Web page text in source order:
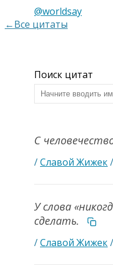
@worldsay
←Все цитаты
Поиск цитат
С
/Славой Жижек/
У слова
сделать.
/Славой Жижек/